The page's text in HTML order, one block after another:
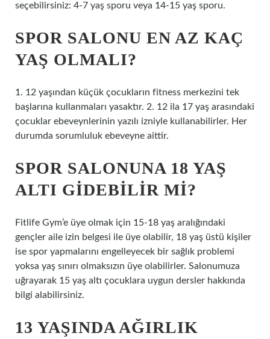
seçebilirsiniz: 4-7 yaş sporu veya 14-15 yaş sporu.
SPOR SALONU EN AZ KAÇ
YAŞ OLMALI?
1. 12 yaşından küçük çocukların fitness merkezini tek
başlarına kullanmaları yasaktır. 2. 12 ila 17 yaş arasındaki
çocuklar ebeveynlerinin yazılı izniyle kullanabilirler. Her
durumda sorumluluk ebeveyne aittir.
SPOR SALONUNA 18 YAŞ
ALTI GIDEBILIR MI?
Fitlife Gym’e üye olmak için 15-18 yaş aralığındaki
gençler aile izin belgesi ile üye olabilir, 18 yaş üstü kişiler
ise spor yapmalarını engelleyecek bir sağlık problemi
yoksa yaş sınırı olmaksızın üye olabilirler. Salonumuza
uğrayarak 15 yaş altı çocuklara uygun dersler hakkında
bilgi alabilirsiniz.
13 YAŞINDA AĞIRLIK